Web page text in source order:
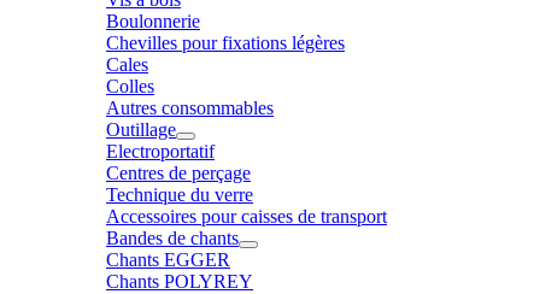
Boulonnerie
Chevilles pour fixations légères
Cales
Colles
Autres consommables
Outillage
Electroportatif
Centres de perçage
Technique du verre
Accessoires pour caisses de transport
Bandes de chants
Chants EGGER
Chants POLYREY